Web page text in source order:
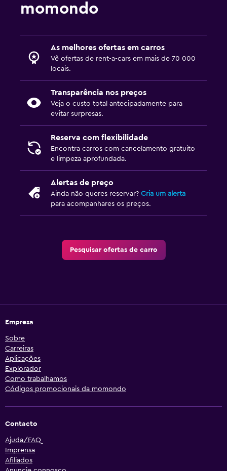
momondo
As melhores ofertas em carros
Vê ofertas de rent-a-cars em mais de 70 000
locais.
Transparência nos preços
Veja o custo total antecipadamente para
evitar surpresas.
Reserva com flexibilidade
Encontra carros com cancelamento gratuito
e limpeza aprofundada.
Alertas de preço
Ainda não queres reservar? Cria um alerta
para acompanhares os preços.
Pesquisar ofertas de carro
Empresa
Sobre
Carreiras
Aplicações
Explorador
Como trabalhamos
Códigos promocionais da momondo
Contacto
Ajuda/FAQ
Imprensa
Afiliados